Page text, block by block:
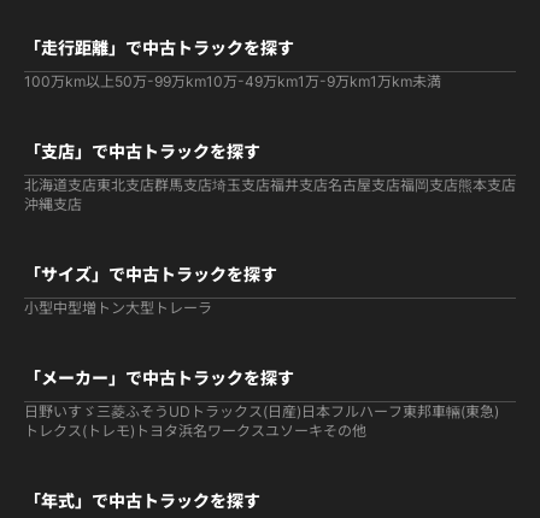
「走行距離」で中古トラックを探す
100万km以上50万-99万km10万-49万km1万-9万km1万km未満
「支店」で中古トラックを探す
北海道支店東北支店群馬支店埼玉支店福井支店名古屋支店福岡支店熊本支店
沖縄支店
「サイズ」で中古トラックを探す
小型中型増トン大型 トレーラ
「メーカー」で中古トラックを探す
日野いすゞ 三菱ふそう UDトラックス(日産) 日本フルハーフ 東邦車輛(東急)
トレクス(トレモ) トヨタ浜名ワークスユソーキその他
「年式」で中古トラックを探す